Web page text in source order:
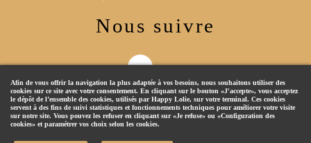
Afin de vous offrir la navigation la plus adaptée à vos besoins, nous souhaitons utiliser des
cookies sur ce site avec votre consentement. En cliquant sur le bouton «J'accepte», vous acceptez
le dépôt de l’ensemble des cookies, utilisés par Happy Lolie, sur votre terminal. Ces cookies
servent à des fins de suivi statistiques et fonctionnements techniques pour améliorer votre visite
sur notre site. Vous pouvez les refuser en cliquant sur «Je refuse» ou «Configuration des
cookies» et paramétrer vos choix selon les cookies.
Nous suivre
© 2019 Happy Lolie - Tous droits réservés